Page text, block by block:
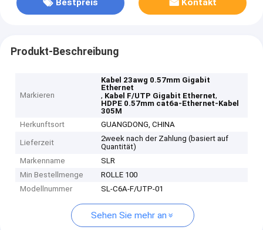
Bestpreis Kontakt
Produkt-Beschreibung
Markieren
Kabel 23awg 0.57mm Gigabit
Ethernet
, Kabel F/UTP Gigabit Ethernet,
HDPE 0.57mm cat6a-Ethernet-Kabel
305M
Herkunftsort
GUANGDONG, CHINA
Lieferzeit
2week nach der Zahlung (basiert auf
Quantität)
Markenname
SLR
Min Bestellmenge
ROLLE 100
Modellnummer
SL-C6A-F/UTP-01
Sehen Sie mehr an